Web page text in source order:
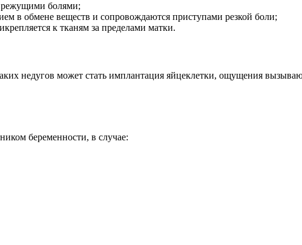
режущими болями;
в обмене веществ и сопровождаются приступами резкой боли;
к тканям за пределами матки.
недугов может стать имплантация яйцеклетки, ощущения
беременности, в случае: